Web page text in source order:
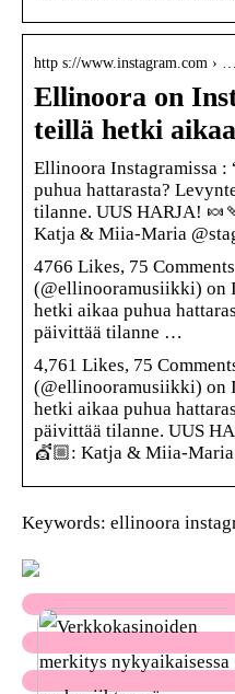
http s://www.instagram.com › …
Ellinoora on
teillä hetki
Ellinoora Instagramissa
puhua hattarasta?
tilanne. UUS HARJA!
Katja & Miia-Maria
4766 Likes, 75
(@ellinooramusiikki) on
hetki aikaa puhua
päivittää tilanne …
4,761 Likes, 75
(@ellinooramusiikki) on
hetki aikaa puhua
päivittää tilanne. UUS
💇🏼: Katja & Miia-
Keywords: ellinoora